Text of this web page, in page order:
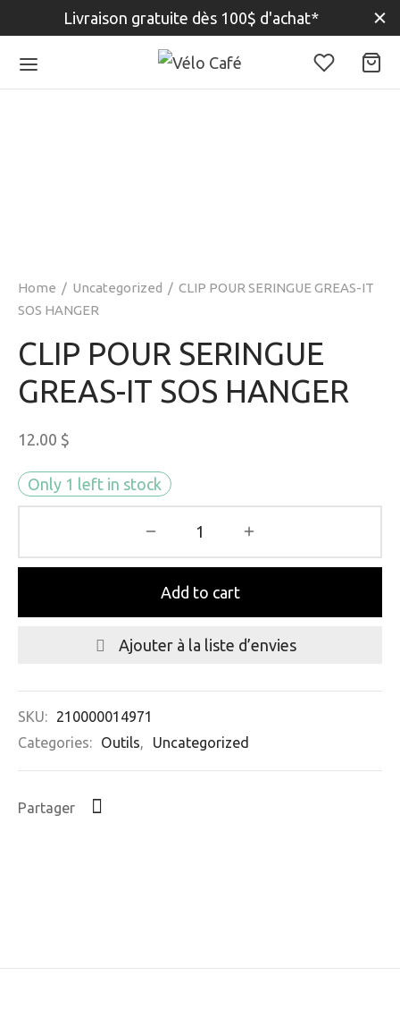
Livraison gratuite dès 100$ d'achat*
Home / Uncategorized / CLIP POUR SERINGUE GREAS-IT
SOS HANGER
CLIP POUR SERINGUE
GREAS-IT SOS HANGER
12.00 $
Only 1 left in stock
Add to cart
Ajouter à la liste d’envies
SKU:
210000014971
Categories:
Outils, Uncategorized
Partager